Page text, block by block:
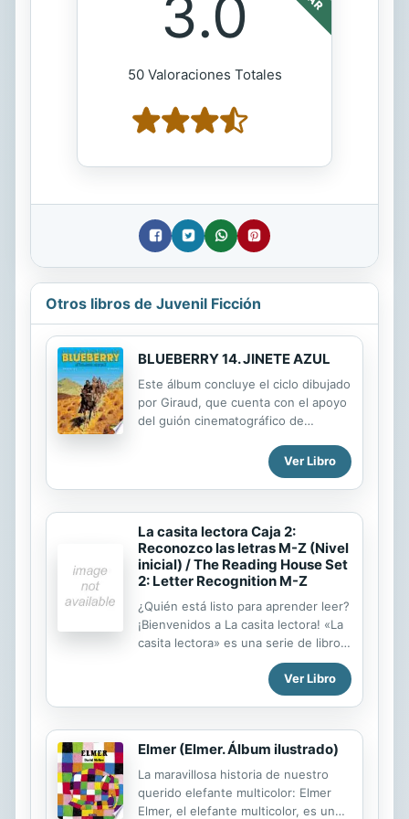
3.0
50 Valoraciones Totales
Otros libros de Juvenil Ficción
BLUEBERRY 14. JINETE AZUL
Este álbum concluye el ciclo dibujado
por Giraud, que cuenta con el apoyo
del guión cinematográfico de
encontraban en la cumbre de su
carrera y consiguieron devolvernos
las buenas historias de los grandes
western.
Ver Libro
La casita lectora Caja 2:
Reconozco las letras M-Z (Nivel
inicial) / The Reading House Set
2: Letter Recognition M-Z
¿Quién está listo para aprender leer?
¡Bienvenidos a La casita lectora! «La
casita lectora» es una serie de libros
pensados para iniciar a los niños y
niñas en el fascinante mundo de la
lectura. Una cajita con libros
abecedario, con vistosas
ilustraciones a las que los niños
volverán una y otra vez. Con una
combinación de letras mayúsculas y
minúsculas, y un vocabulario sencillo,
Ver Libro
Elmer (Elmer. Álbum ilustrado)
La maravillosa historia de nuestro
querido elefante multicolor: Elmer
Elmer, el elefante multicolor, es un